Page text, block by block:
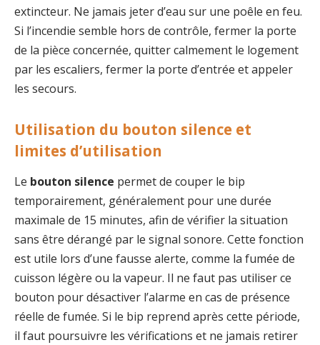
extincteur. Ne jamais jeter d’eau sur une poêle en feu.
Si l’incendie semble hors de contrôle, fermer la porte
de la pièce concernée, quitter calmement le logement
par les escaliers, fermer la porte d’entrée et appeler
les secours.
Utilisation du bouton silence et
limites d’utilisation
Le bouton silence permet de couper le bip
temporairement, généralement pour une durée
maximale de 15 minutes, afin de vérifier la situation
sans être dérangé par le signal sonore. Cette fonction
est utile lors d’une fausse alerte, comme la fumée de
cuisson légère ou la vapeur. Il ne faut pas utiliser ce
bouton pour désactiver l’alarme en cas de présence
réelle de fumée. Si le bip reprend après cette période,
il faut poursuivre les vérifications et ne jamais retirer